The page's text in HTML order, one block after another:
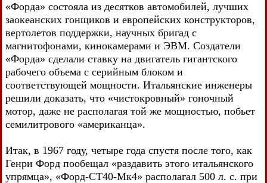
«Форда» состояла из десятков автомобилей, лучших
заокеанских гонщиков и европейских конструкторов,
вертолетов поддержки, научных бригад с
магнитофонами, кинокамерами и ЭВМ. Создатели
«Форда» сделали ставку на двигатель гигантского
рабочего объема с серийным блоком и
соответствующей мощности. Итальянские инженеры
решили доказать, что «чистокровный» гоночный
мотор, даже не располагая той же мощностью, побьет
семилитрового «американца».
Итак, в 1967 году, четыре года спустя после того, как
Генри Форд пообещал «раздавить этого итальянского
упрямца», «Форд-СТ40-Мк4» располагал 500 л. с. при